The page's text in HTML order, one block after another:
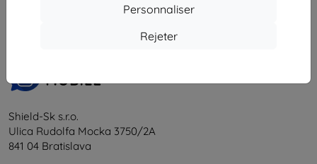
Personnaliser
Rejeter
Shield-Sk s.r.o.
Ulica Rudolfa Mocka 3750/2A
841 04 Bratislava